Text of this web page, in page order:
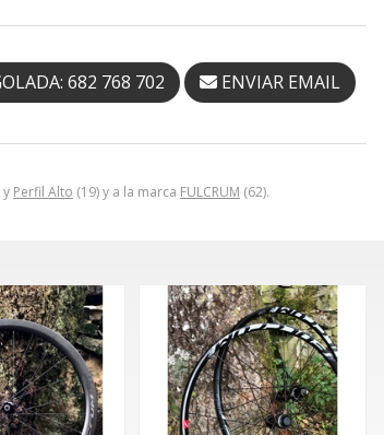
y Perfil Alto (19) y a la marca FULCRUM (62).
682 768 702 ENVIAR EMAIL